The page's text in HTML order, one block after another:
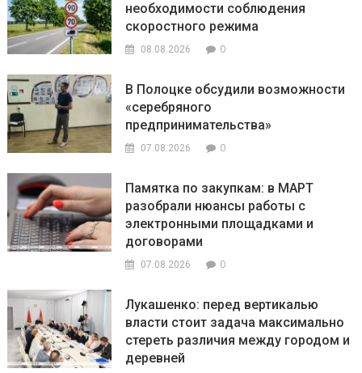
необходимости соблюдения
скоростного режима
08.08.2026 0
В Полоцке обсудили возможности
«серебряного
предпринимательства»
07.08.2026 0
Памятка по закупкам: в МАРТ
разобрали нюансы работы с
электронными площадками и
договорами
07.08.2026 0
Лукашенко: перед вертикалью
власти стоит задача максимально
стереть различия между городом и
деревней